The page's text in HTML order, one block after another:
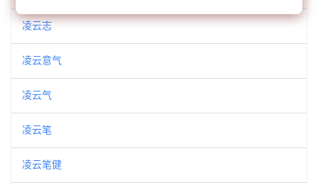
凌云志
凌云意气
凌云气
凌云笔
凌云笔健